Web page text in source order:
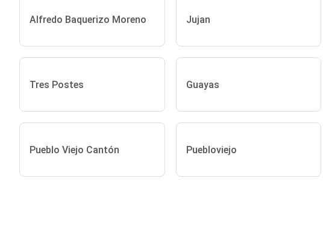
Alfredo Baquerizo Moreno Jujan
Tres Postes Guayas
Pueblo Viejo Cantón Puebloviejo